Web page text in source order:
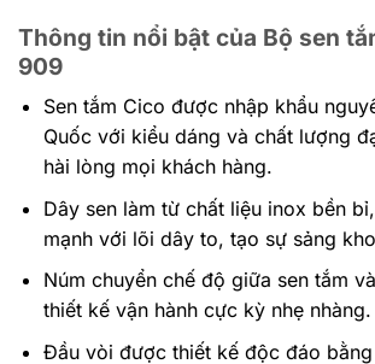
Thông tin nổi bật của Bộ sen
909
Sen tắm Cico được nhập khẩu
Quốc với kiểu dáng và chất lượng
hài lòng mọi khách hàng.
Dây sen làm từ chất liệu inox bền
mạnh với lõi dây to, tạo sự sảng
Núm chuyển chế độ giữa sen tắm
thiết kế vận hành cực kỳ nhẹ nhàng.
Đầu vòi được thiết kế độc đáo